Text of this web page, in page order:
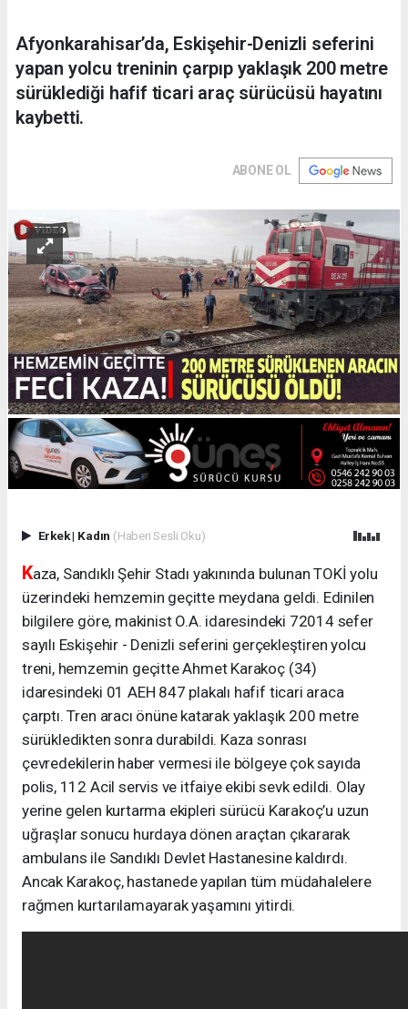
Afyonkarahisar’da, Eskişehir-Denizli seferini
yapan yolcu treninin çarpıp yaklaşık 200 metre
sürüklediği hafif ticari araç sürücüsü hayatını
kaybetti.
ABONE OL
Erkek| Kadın (Haberi Sesli Oku)
Kaza, Sandıklı Şehir Stadı yakınında bulunan TOKİ yolu
üzerindeki hemzemin geçitte meydana geldi. Edinilen
bilgilere göre, makinist O.A. idaresindeki 72014 sefer
sayılı Eskişehir - Denizli seferini gerçekleştiren yolcu
treni, hemzemin geçitte Ahmet Karakoç (34)
idaresindeki 01 AEH 847 plakalı hafif ticari araca
çarptı. Tren aracı önüne katarak yaklaşık 200 metre
sürükledikten sonra durabildi. Kaza sonrası
çevredekilerin haber vermesi ile bölgeye çok sayıda
polis, 112 Acil servis ve itfaiye ekibi sevk edildi. Olay
yerine gelen kurtarma ekipleri sürücü Karakoç’u uzun
uğraşlar sonucu hurdaya dönen araçtan çıkararak
ambulans ile Sandıklı Devlet Hastanesine kaldırdı.
Ancak Karakoç, hastanede yapılan tüm müdahalelere
rağmen kurtarılamayarak yaşamını yitirdi.